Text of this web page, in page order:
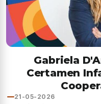
Gabriela
Certamen
21-05-2026